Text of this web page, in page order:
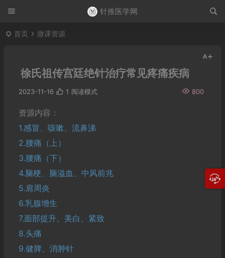
针推医学网
首页 微课资源
徐氏祖传宫廷绝针治疗常见疼痛疾病
2023-11-16 800
1 阅读模式
资源内容：
1.感冒、咳嗽、流鼻涕
2.腰痛（上）
3.腰痛（下）
4.脑梗、脑溢血、中风前兆
5.肩周炎
6.乳腺增生
7.面部提升、美白、紧致
8.头痛
9.健脾、消肿针